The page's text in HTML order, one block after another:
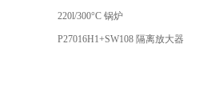
220l/300°C 锅炉
P27016H1+SW108 隔离放大器